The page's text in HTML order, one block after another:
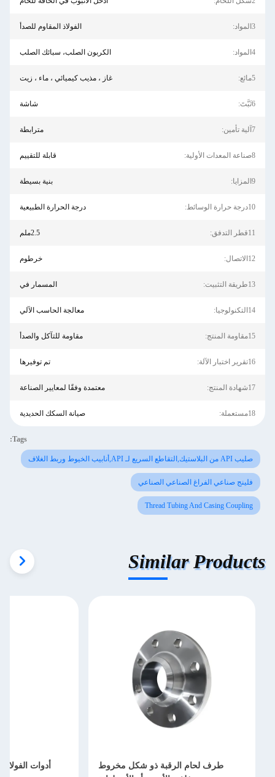
3المواد: الفولاذ المقاوم للصدأ
4المواد: الكربون الصلب، سبائك الصلب
5مائع: غاز ، مذيب كيميائي ، ماء ، زيت
6ثَبَّتَ: شاشة
7آلية تأمين: مترابطة
8صناعة المعدات الأولية: قابلة للتقييم
9المزايا: بنية بسيطة
10درجة حرارة الوسائط: درجة الحرارة الطبيعية
11قطر التدفق: 2.5ملم
12الاتصال: خرطوم
13طريقة التثبيت: المسمار في
14التكنولوجيا: معالجة الحاسب الآلي
15مقاومة المنتج: مقاومة للتآكل والصدأ
16تقرير اختبار الآلة: تم توفيرها
17شهادة المنتج: معتمدة وفقًا لمعايير الصناعة
18مستعملة: صيانة السكك الحديدية
Tags:
صليب API من البلاستيك,التقاطع السريع لـ API,أنابيب الخيوط وربط الغلاف
فلينج صناعي الفراغ الصناعي الصناعي
Thread Tubing And Casing Coupling
Similar Products
طرف لحام الرقبة ذو شكل مخروط
أدوات